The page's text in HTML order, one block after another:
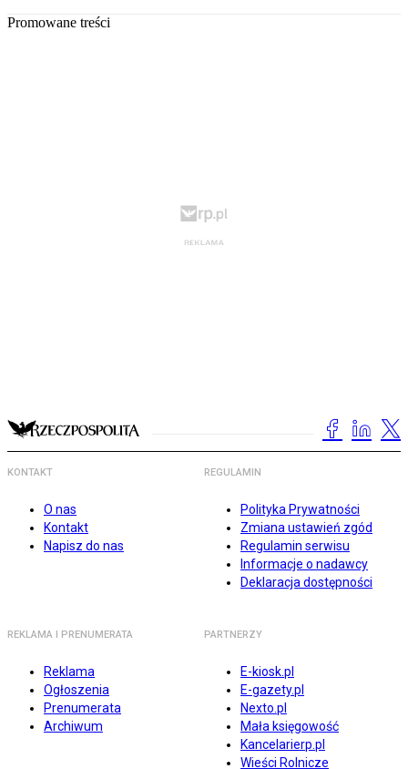
Promowane treści
KONTAKT
O nas
Kontakt
Napisz do nas
REGULAMIN
Polityka Prywatności
Zmiana ustawień zgód
Regulamin serwisu
Informacje o nadawcy
Deklaracja dostępności
REKLAMA I PRENUMERATA
Reklama
Ogłoszenia
Prenumerata
Archiwum
PARTNERZY
E-kiosk.pl
E-gazety.pl
Nexto.pl
Mała księgowość
Kancelarierp.pl
Wieści Rolnicze